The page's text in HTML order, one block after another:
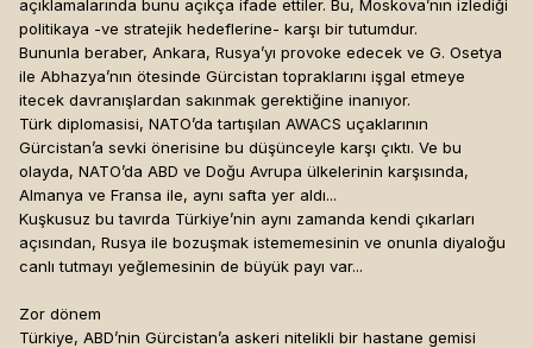
açıklamalarında bunu açıkça ifade ettiler. Bu, Moskova’nın izlediği
politikaya -ve stratejik hedeflerine- karşı bir tutumdur.
Bununla beraber, Ankara, Rusya’yı provoke edecek ve G. Osetya
ile Abhazya’nın ötesinde Gürcistan topraklarını işgal etmeye
itecek davranışlardan sakınmak gerektiğine inanıyor.
Türk diplomasisi, NATO’da tartışılan AWACS uçaklarının
Gürcistan’a sevki önerisine bu düşünceyle karşı çıktı. Ve bu
olayda, NATO’da ABD ve Doğu Avrupa ülkelerinin karşısında,
Almanya ve Fransa ile, aynı safta yer aldı...
Kuşkusuz bu tavırda Türkiye’nin aynı zamanda kendi çıkarları
açısından, Rusya ile bozuşmak istememesinin ve onunla diyaloğu
canlı tutmayı yeğlemesinin de büyük payı var...
Zor dönem
Türkiye, ABD’nin Gürcistan’a askeri nitelikli bir hastane gemisi